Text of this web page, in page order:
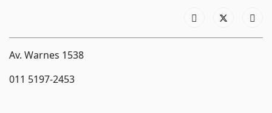
Av. Warnes 1538
011 5197-2453